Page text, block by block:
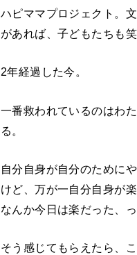
ハピママプロジェクト。
があれば、子どもたちも
2年経過した今。
一番救われているのはわ
る。
自分自身が自分のために
けど、万が一自分自身が
なんか今日は楽だった、
そう感じてもらえたら、